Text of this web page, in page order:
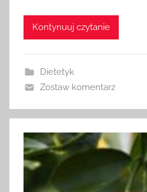
Kontynuuj czytanie
Dietetyk
Zostaw komentarz